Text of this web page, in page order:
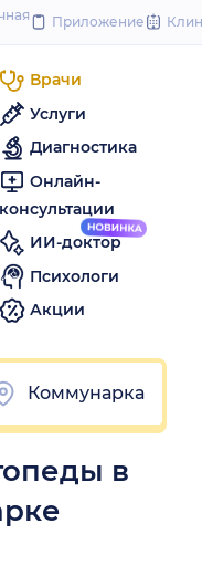
to
Приложение
Врачи
Услуги
Диагностика
Онлайн-
консультации
ИИ-доктор
Психологи
Акции
Коммунарка
в